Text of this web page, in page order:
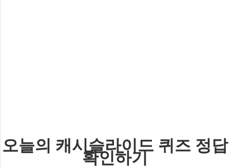
오늘의 캐시슬라이드 퀴즈 정답
확인하기